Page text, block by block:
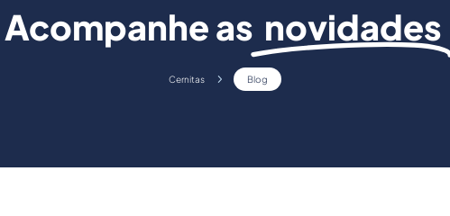
Acompanhe as novidades
Cernitas 5 Blog